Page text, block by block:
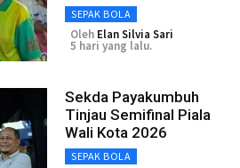
SEPAK BOLA
Oleh Elan Silvia Sari
5 hari yang lalu.
Sekda Payakumbuh
Tinjau Semifinal Piala
Wali Kota 2026
SEPAK BOLA